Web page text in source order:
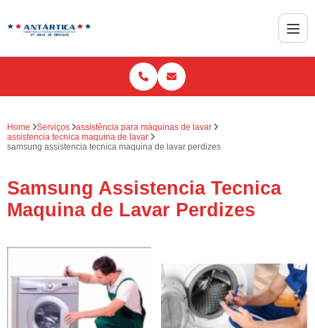
Home Serviços
assistência para máquinas de lavar
assistencia tecnica maquina de lavar
samsung assistencia tecnica maquina de lavar perdizes
Samsung Assistencia Tecnica
Maquina de Lavar Perdizes